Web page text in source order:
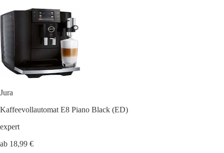
Jura
Kaffeevollautomat E8 Piano Black (ED)
expert
ab 18,99 €